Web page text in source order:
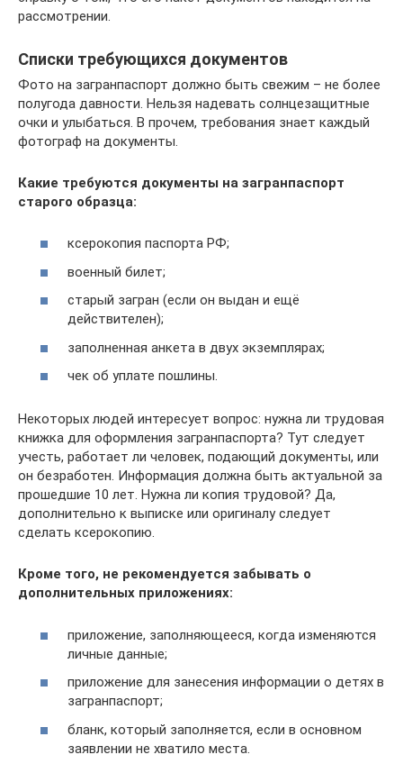
рассмотрении.
Списки требующихся документов
Фото на загранпаспорт должно быть свежим – не более
полугода давности. Нельзя надевать солнцезащитные
очки и улыбаться. В прочем, требования знает каждый
фотограф на документы.
Какие требуются документы на загранпаспорт
старого образца:
ксерокопия паспорта РФ;
военный билет;
старый загран (если он выдан и ещё
действителен);
заполненная анкета в двух экземплярах;
чек об уплате пошлины.
Некоторых людей интересует вопрос: нужна ли трудовая
книжка для оформления загранпаспорта? Тут следует
учесть, работает ли человек, подающий документы, или
он безработен. Информация должна быть актуальной за
прошедшие 10 лет. Нужна ли копия трудовой? Да,
дополнительно к выписке или оригиналу следует
сделать ксерокопию.
Кроме того, не рекомендуется забывать о
дополнительных приложениях:
приложение, заполняющееся, когда изменяются
личные данные;
приложение для занесения информации о детях в
загранпаспорт;
бланк, который заполняется, если в основном
заявлении не хватило места.